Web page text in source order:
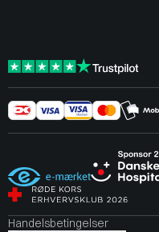
Handelsbetingelser